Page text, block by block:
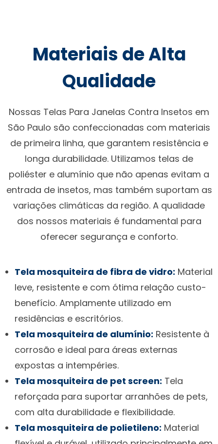
Materiais de Alta
Qualidade
Nossas Telas Para Janelas Contra Insetos em
São Paulo são confeccionadas com materiais
de primeira linha, que garantem resistência e
longa durabilidade. Utilizamos telas de
poliéster e alumínio que não apenas evitam a
entrada de insetos, mas também suportam as
variações climáticas da região. A qualidade
dos nossos materiais é fundamental para
oferecer segurança e conforto.
Tela mosquiteira de fibra de vidro: Material
leve, resistente e com ótima relação custo-
benefício. Amplamente utilizado em
residências e escritórios.
Tela mosquiteira de alumínio: Resistente à
corrosão e ideal para áreas externas
expostas a intempéries.
Tela mosquiteira de pet screen: Tela
reforçada para suportar arranhões de pets,
com alta durabilidade e flexibilidade.
Tela mosquiteira de polietileno: Material